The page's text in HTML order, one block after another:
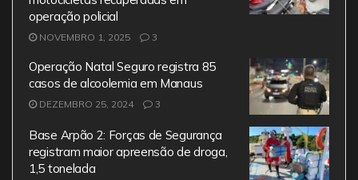
operação policial
NOVEMBRO 1, 2025 3
Operação Natal Seguro registra 85
casos de alcoolemia em Manaus
DEZEMBRO 25, 2024 3
Base Arpão 2: Forças de Segurança
registram maior apreensão de droga,
1,5 tonelada